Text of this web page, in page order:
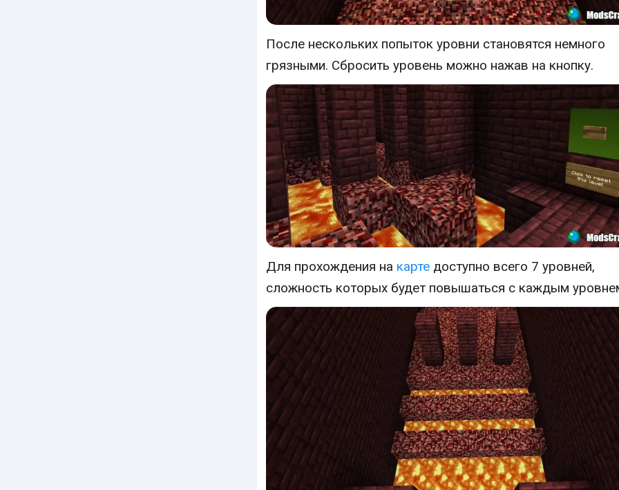
После нескольких попыток уровни становятся немного
грязными. Сбросить уровень можно нажав на кнопку.
Для прохождения на карте доступно всего 7 уровней,
сложность которых будет повышаться с каждым